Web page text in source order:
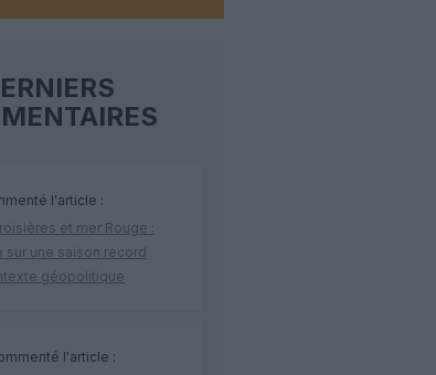
l'article :
et mer Rouge :
sur une saison record
géopolitique
l'article :